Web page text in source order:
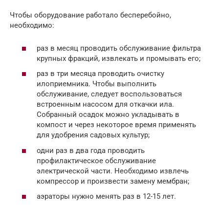
Чтобы оборудование работало бесперебойно,
необходимо:
раз в месяц проводить обслуживание фильтра
крупных фракций, извлекать и промывать его;
раз в три месяца проводить очистку
илоприемника. Чтобы выполнить
обслуживание, следует воспользоваться
встроенным насосом для откачки ила.
Собранный осадок можно укладывать в
компост и через некоторое время применять
для удобрения садовых культур;
одни раз в два года проводить
профилактическое обслуживание
электрической части. Необходимо извлечь
компрессор и произвести замену мембран;
аэраторы нужно менять раз в 12-15 лет.